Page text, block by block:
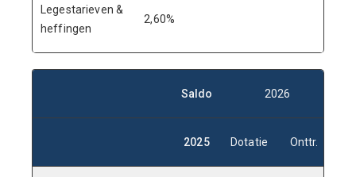
Legestarieven &
heffingen
2,60%
Saldo 2026
2025 Dotatie Onttr.